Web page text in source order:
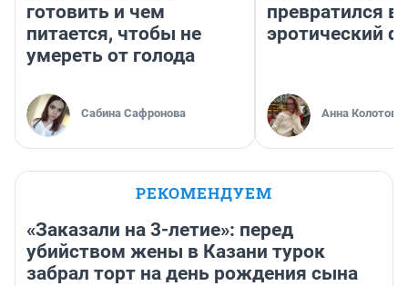
готовить и чем
питается, чтобы не
умереть от голода
Сабина Сафронова
превратился в
эротический
Анна Колотова
РЕКОМЕНДУЕМ
«Заказали на 3-летие»: перед
убийством жены в Казани турок
забрал торт на день рождения сына